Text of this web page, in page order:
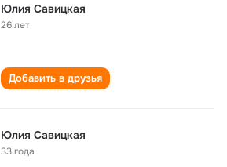
Юлия Савицкая
26 лет
Добавить в друзья
Юлия Савицкая
33 года